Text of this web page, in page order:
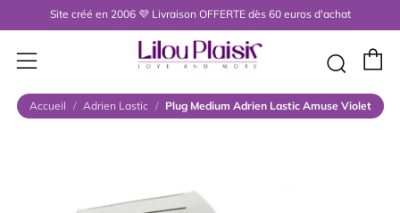
Site créé en 2006 💜 Livraison OFFERTE dès 60 euros d'achat
Menu
Accueil / Adrien Lastic / Plug Medium Adrien Lastic Amuse Violet